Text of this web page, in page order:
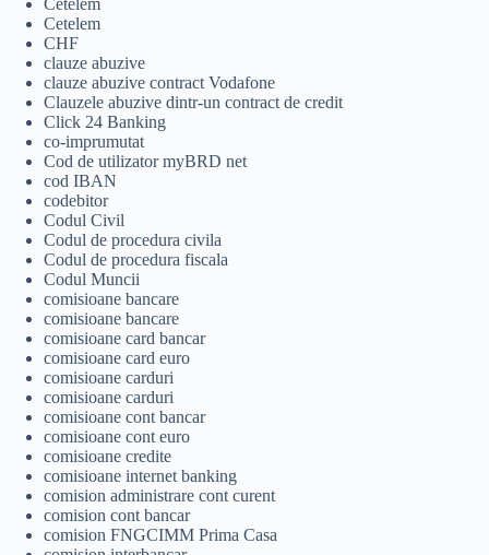
Cetelem
Cetelem
CHF
clauze abuzive
clauze abuzive contract Vodafone
Clauzele abuzive dintr-un contract de credit
Click 24 Banking
co-imprumutat
Cod de utilizator myBRD net
cod IBAN
codebitor
Codul Civil
Codul de procedura civila
Codul de procedura fiscala
Codul Muncii
comisioane bancare
comisioane bancare
comisioane card bancar
comisioane card euro
comisioane carduri
comisioane carduri
comisioane cont bancar
comisioane cont euro
comisioane credite
comisioane internet banking
comision administrare cont curent
comision cont bancar
comision FNGCIMM Prima Casa